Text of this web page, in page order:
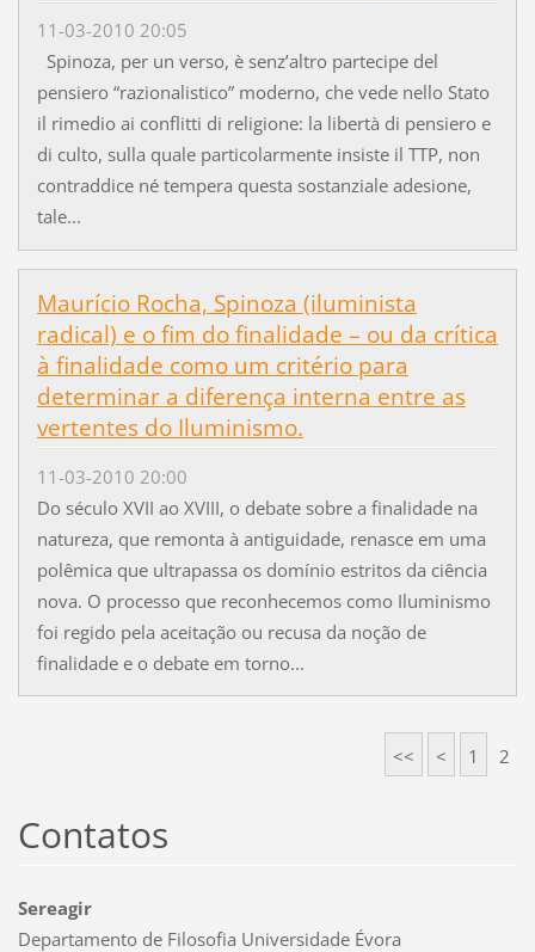
11-03-2010 20:05
Spinoza, per un verso, è senz’altro partecipe del
pensiero “razionalistico” moderno, che vede nello Stato
il rimedio ai conflitti di religione: la libertà di pensiero e
di culto, sulla quale particolarmente insiste il TTP, non
contraddice né tempera questa sostanziale adesione,
tale...
Maurício Rocha, Spinoza (iluminista
radical) e o fim do finalidade – ou da crítica
à finalidade como um critério para
determinar a diferença interna entre as
vertentes do Iluminismo.
11-03-2010 20:00
Do século XVII ao XVIII, o debate sobre a finalidade na
natureza, que remonta à antiguidade, renasce em uma
polêmica que ultrapassa os domínio estritos da ciência
nova. O processo que reconhecemos como Iluminismo
foi regido pela aceitação ou recusa da noção de
finalidade e o debate em torno...
<< < 1 2
Contatos
Sereagir
Departamento de Filosofia Universidade Évora